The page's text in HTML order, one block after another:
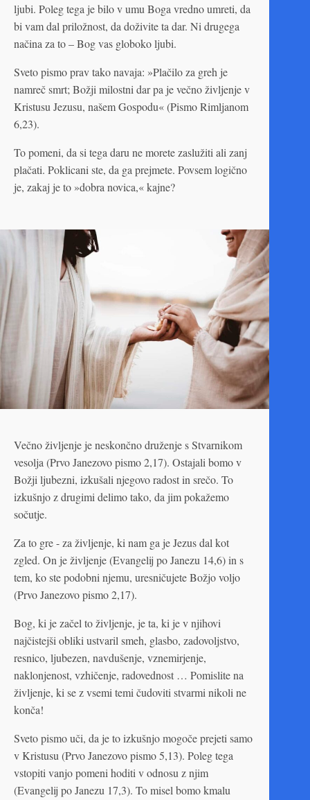
ljubi. Poleg tega je bilo v umu Boga vredno umreti, da
bi vam dal priložnost, da doživite ta dar. Ni drugega
načina za to – Bog vas globoko ljubi.
Sveto pismo prav tako navaja: »Plačilo za greh je
namreč smrt; Božji milostni dar pa je večno življenje v
Kristusu Jezusu, našem Gospodu« (Pismo Rimljanom
6,23).
To pomeni, da si tega daru ne morete zaslužiti ali zanj
plačati. Poklicani ste, da ga prejmete. Povsem logično
je, zakaj je to »dobra novica,« kajne?
Večno življenje je neskončno druženje s Stvarnikom
vesolja (Prvo Janezovo pismo 2,17). Ostajali bomo v
Božji ljubezni, izkušali njegovo radost in srečo. To
izkušnjo z drugimi delimo tako, da jim pokažemo
sočutje.
Za to gre - za življenje, ki nam ga je Jezus dal kot
zgled. On je življenje (Evangelij po Janezu 14,6) in s
tem, ko ste podobni njemu, uresničujete Božjo voljo
(Prvo Janezovo pismo 2,17).
Bog, ki je začel to življenje, je ta, ki je v njihovi
najčistejši obliki ustvaril smeh, glasbo, zadovoljstvo,
resnico, ljubezen, navdušenje, vznemirjenje,
naklonjenost, vzhičenje, radovednost … Pomislite na
življenje, ki se z vsemi temi čudoviti stvarmi nikoli ne
konča!
Sveto pismo uči, da je to izkušnjo mogoče prejeti samo
v Kristusu (Prvo Janezovo pismo 5,13). Poleg tega
vstopiti vanjo pomeni hoditi v odnosu z njim
(Evangelij po Janezu 17,3). To misel bomo kmalu